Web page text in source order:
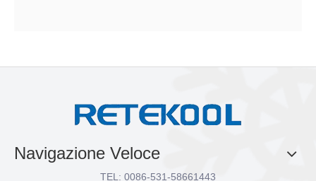
Navigazione Veloce
TEL: 0086-531-58661443